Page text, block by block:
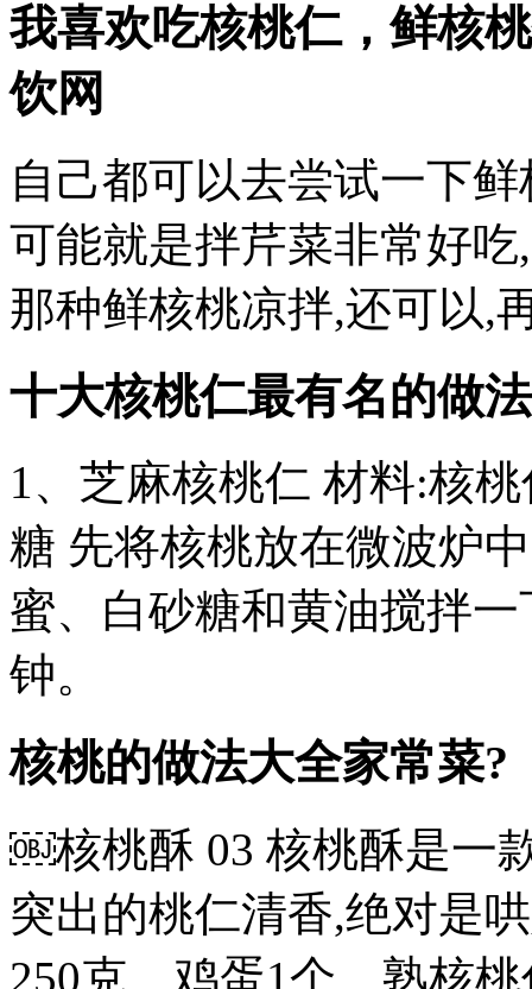
我喜欢吃核桃仁，鲜核
饮网
自己都可以去尝试一下
可能就是拌芹菜非常好
那种鲜核桃凉拌,还可以,
十大核桃仁最有名的做
1、芝麻核桃仁 材料:核
糖 先将核桃放在微波炉
蜜、白砂糖和黄油搅拌
钟。
核桃的做法大全家常菜?
￼核桃酥 03 核桃酥是一
突出的桃仁清香,绝对是
250克、鸡蛋1个、熟核